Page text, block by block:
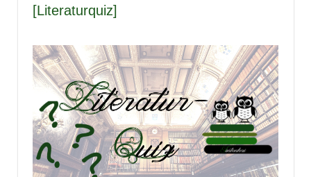
[Literaturquiz]